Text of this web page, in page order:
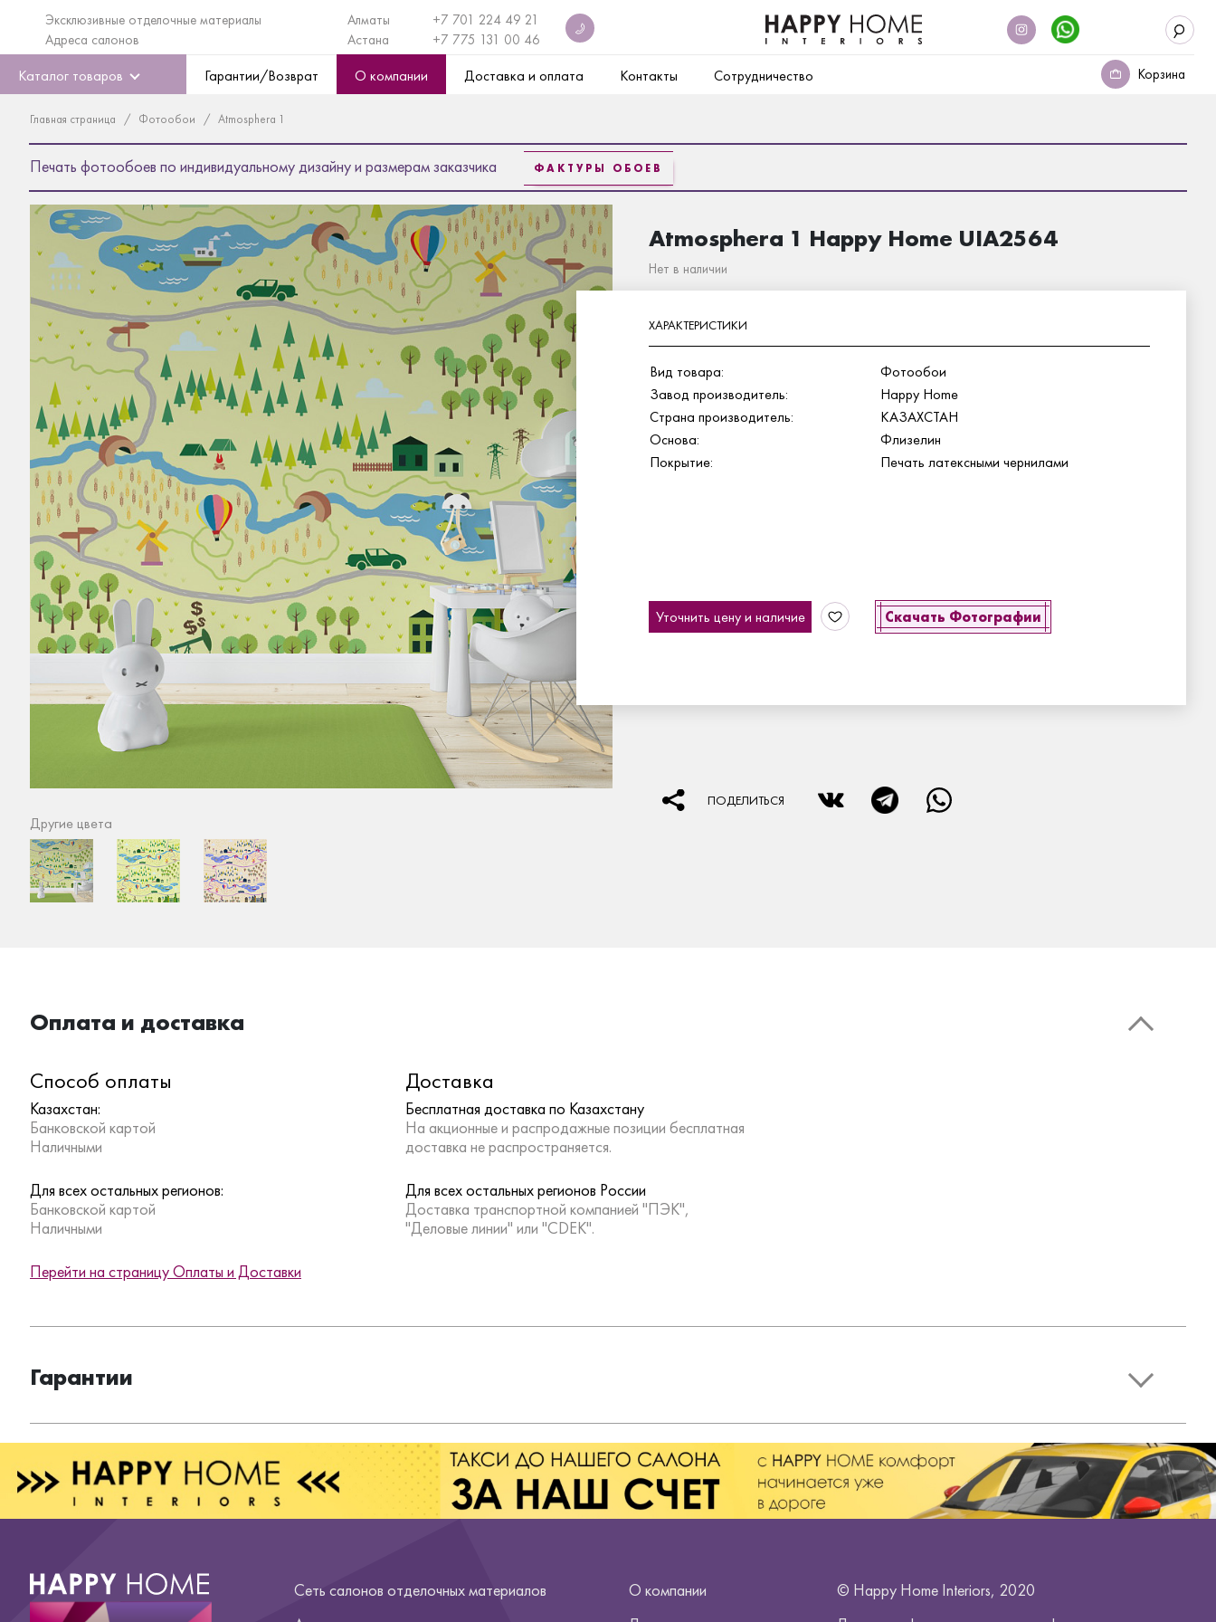
Эксклюзивные отделочные материалы
Адреса салонов
Алматы
+7 701 224 49 21
Астана
+7 775 131 00 46
Каталог товаров Гарантии/Возврат О компании Доставка и оплата Контакты Сотрудничество Корзина
Главная страница Фотообои Atmosphera 1
Печать фотообоев по индивидуальному дизайну и размерам заказчика ФАКТУРЫ ОБОЕВ
Другие цвета
Atmosphera 1 Happy Home UIA2564
Нет в наличии
ХАРАКТЕРИСТИКИ
Вид товара:
Фотообои
Завод производитель:
Happy Home
Страна производитель:
КАЗАХСТАН
Основа:
Флизелин
Покрытие:
Печать латексными чернилами
Уточнить цену и наличие Скачать Фотографии
ПОДЕЛИТЬСЯ
Оплата и доставка
Способ оплаты
Казахстан:
Банковской картой
Наличными
Для всех остальных регионов:
Банковской картой
Наличными
Доставка
Бесплатная доставка по Казахстану
На акционные и распродажные позиции бесплатная
доставка не распространяется.
Для всех остальных регионов России
Доставка транспортной компанией "ПЭК",
"Деловые линии" или "CDEK".
Перейти на страницу Оплаты и Доставки
Гарантии
Сеть салонов отделочных материалов
О компании
© Happy Home Interiors, 2020